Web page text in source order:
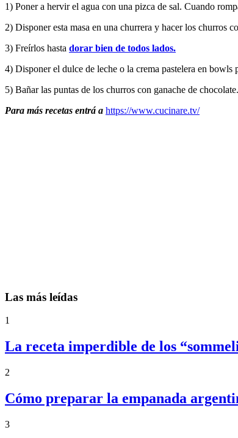
1) Poner a hervir el agua con una pizca de sal. Cuando
2) Disponer esta masa en una churrera y hacer los churros
3) Freírlos hasta dorar bien de todos lados.
4) Disponer el dulce de leche o la crema pastelera en bowls
5) Bañar las puntas de los churros con ganache de
Para más recetas entrá a https://www.cucinare.tv/
Las más leídas
1
La receta imperdible de los
2
Cómo preparar la empanada
3